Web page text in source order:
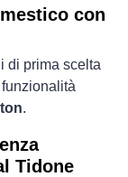
con
di prima scelta
.
Tidone